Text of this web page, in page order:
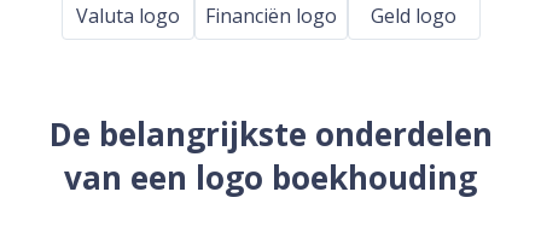
Valuta logo
Financiën logo Geld logo
De belangrijkste onderdelen
van een logo boekhouding